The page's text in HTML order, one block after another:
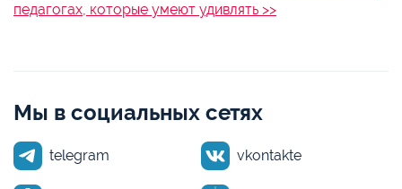
педагогах, которые умеют удивлять >>
Мы в социальных сетях
telegram vkontakte